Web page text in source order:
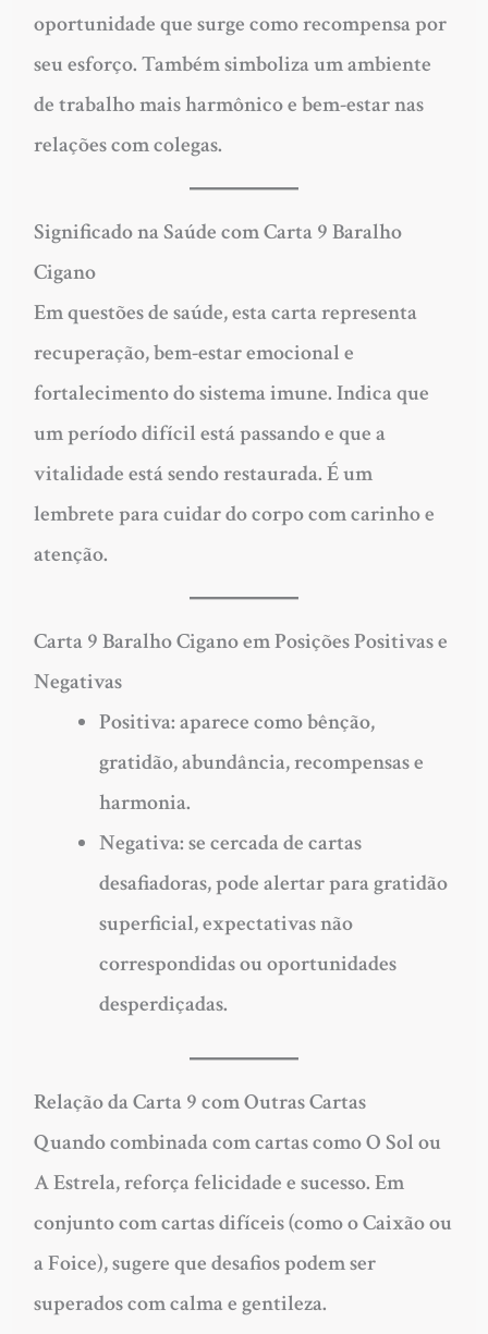
oportunidade que surge como recompensa por
seu esforço. Também simboliza um ambiente
de trabalho mais harmônico e bem-estar nas
relações com colegas.
Significado na Saúde com Carta 9 Baralho
Cigano
Em questões de saúde, esta carta representa
recuperação, bem-estar emocional e
fortalecimento do sistema imune. Indica que
um período difícil está passando e que a
vitalidade está sendo restaurada. É um
lembrete para cuidar do corpo com carinho e
atenção.
Carta 9 Baralho Cigano em Posições Positivas e
Negativas
Positiva:aparece como bênção,
gratidão, abundância, recompensas e
harmonia.
Negativa:se cercada de cartas
desafiadoras, pode alertar para gratidão
superficial, expectativas não
correspondidas ou oportunidades
desperdiçadas.
Relação da Carta 9 com Outras Cartas
Quando combinada com cartas como O Sol ou
A Estrela, reforça felicidade e sucesso. Em
conjunto com cartas difíceis (como o Caixão ou
a Foice), sugere que desafios podem ser
superados com calma e gentileza.